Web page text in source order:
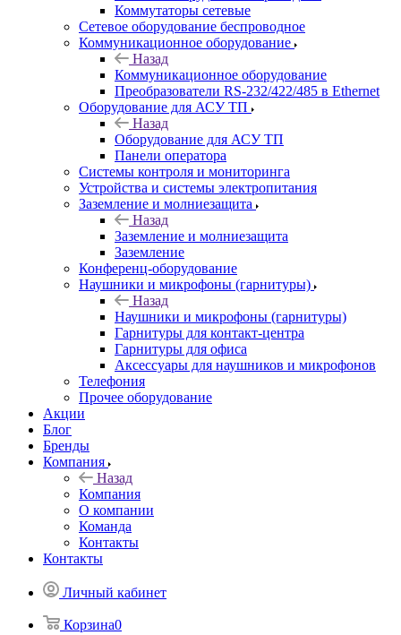
Коммутаторы сетевые
Сетевое оборудование беспроводное
Коммуникационное оборудование
Назад
Коммуникационное оборудование
Преобразователи RS-232/422/485 в Ethernet
Оборудование для АСУ ТП
Назад
Оборудование для АСУ ТП
Панели оператора
Системы контроля и мониторинга
Устройства и системы электропитания
Заземление и молниезащита
Назад
Заземление и молниезащита
Заземление
Конференц-оборудование
Наушники и микрофоны (гарнитуры)
Назад
Наушники и микрофоны (гарнитуры)
Гарнитуры для контакт-центра
Гарнитуры для офиса
Аксессуары для наушников и микрофонов
Телефония
Прочее оборудование
Акции
Блог
Бренды
Компания
Назад
Компания
О компании
Команда
Контакты
Контакты
Личный кабинет
Корзина0